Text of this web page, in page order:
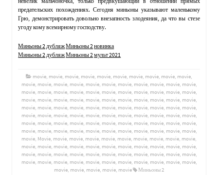
предательских похождениях. Сегодня миньоны указывают маленькому
Грю, демонстрировать довольно внезапность злодеяния, да что вы стезе
угоду кому всемирному господству.
Миньоны 2 дубляжМиньоны 2 новинка
Миньоны 2 дубляжМиньоны 2 мульт 2021
movie movie movie movie movie movie movie movie movie movie
movie, movie, movie, movie, movie, movie, movie, movie, movie, movie, movie,
movie, movie, movie, movie, movie, movie, movie, movie, movie, movie, movie,
movie, movie, movie, movie, movie, movie, movie, movie, movie, movie, movie,
movie, movie, movie, movie, movie, movie, movie, movie, movie, movie, movie,
movie, movie, movie, movie, movie, movie, movie, movie, movie, movie, movie,
movie, movie, movie, movie, movie, movie, movie, movie, movie, movie, movie,
movie, movie, movie, movie, movie, movie, movie, movie, movie, movie, movie,
movie Movie movie movie movie movie movie movie movie movie movie
movie, movie, movie, movie, movie, movie, movie, movie, movie, movie, movie,
movie, movie, movie, movie, movie, movie, movie, movie, movie, movie, movie,
movie, movie, movie, movie, movie, movie, movie, movie, movie, movie, movie,
movie movie movie movie movie Миньоны 2